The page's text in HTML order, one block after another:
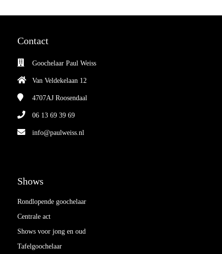
Contact
Goochelaar Paul Weiss
Van Veldekelaan 12
4707AJ Roosendaal
06 13 69 39 69
info@paulweiss.nl
Shows
Rondlopende goochelaar
Centrale act
Shows voor jong en oud
Tafelgoochelaar